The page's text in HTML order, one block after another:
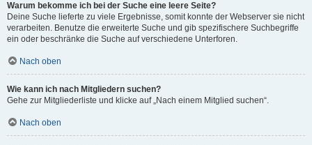
Warum bekomme ich bei der Suche eine leere Seite?
Deine Suche lieferte zu viele Ergebnisse, somit konnte der Webserver sie nicht
verarbeiten. Benutze die erweiterte Suche und gib spezifischere Suchbegriffe
ein oder beschränke die Suche auf verschiedene Unterforen.
Nach oben
Wie kann ich nach Mitgliedern suchen?
Gehe zur Mitgliederliste und klicke auf „Nach einem Mitglied suchen“.
Nach oben